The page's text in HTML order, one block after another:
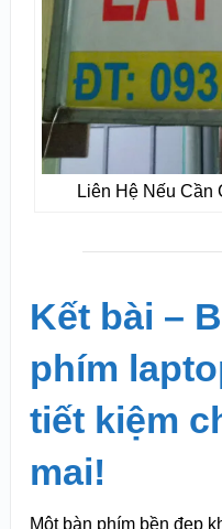
Liên Hệ Nếu Cần
Kết bài –
phím
tiết kiệm
mai!
Một bàn phím bền đẹp